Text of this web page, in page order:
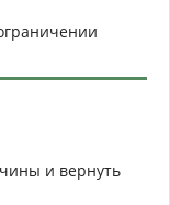
и вернуть